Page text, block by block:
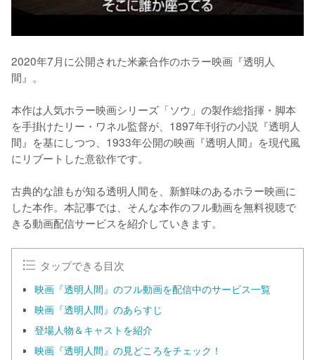
2020年7月に公開された米豪合作のホラー映画『透明人
間』。
本作は人気ホラー映画シリーズ「ソウ」の製作総指揮・脚本
を手掛けたリー・ワネル監督が、1897年刊行の小説『透明人
間』を基にしつつ、1933年公開の映画『透明人間』を現代風
にリブートした意欲作です。
古典的な誰もが知る透明人間を、新鮮味のあるホラー映画に
した本作。本記事では、そんな本作のフル動画を無料視聴で
きる動画配信サービスを紹介していきます。
タップできる目次
映画『透明人間』のフル動画を配信中のサービス一覧
映画『透明人間』のあらすじ
登場人物＆キャストを紹介
映画『透明人間』の見どころをチェック！